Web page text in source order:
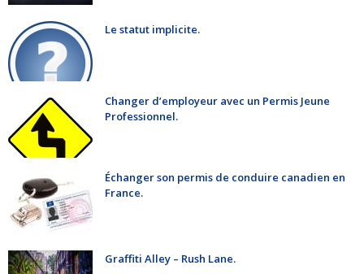
Le statut implicite.
Changer d’employeur avec un Permis Jeune
Professionnel.
Échanger son permis de conduire canadien en
France.
Graffiti Alley – Rush Lane.